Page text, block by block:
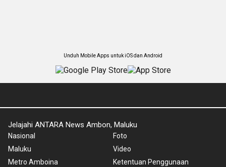
Unduh Mobile Apps untuk iOS dan Android
Jelajahi ANTARA News Ambon, Maluku
Nasional
Maluku
Metro Amboina
Foto
Video
Ketentuan Penggunaan